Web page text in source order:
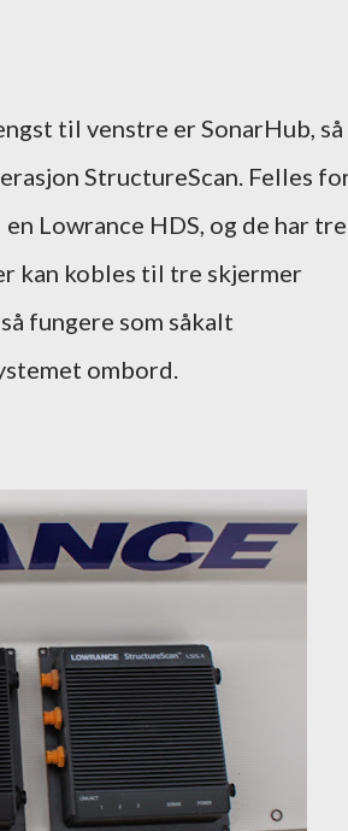
til venstre er SonarHub, så
StructureScan. Felles
Lowrance HDS, og de har tre
kan kobles til tre skjermer
fungere som såkalt
ombord.